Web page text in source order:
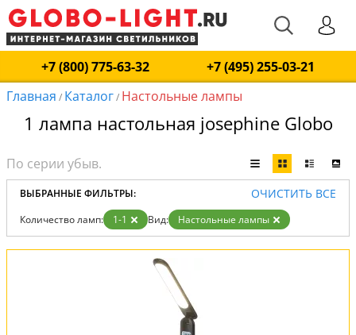
+7 (800) 775-63-32
+7 (495) 255-03-21
Главная / Каталог/ Настольные лампы
1 лампа настольная josephine Globo
ВЫБРАННЫЕ ФИЛЬТРЫ: ОЧИСТИТЬ ВСЕ
Количество ламп: 1-1 Вид: Настольные лампы